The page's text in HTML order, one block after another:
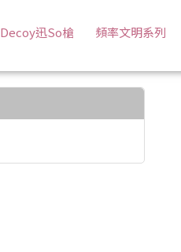
Decoy迅So槍 頻率文明系列